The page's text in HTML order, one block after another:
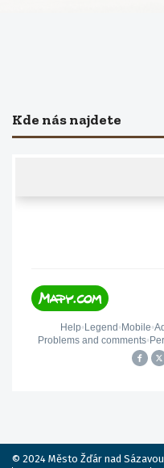
Kde nás najdete
© 2024 Město Žďár nad Sázavou